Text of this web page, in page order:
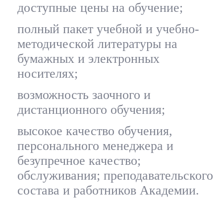
доступные цены на обучение;
полный пакет учебной и учебно-
методической литературы на
бумажных и электронных
носителях;
возможность заочного и
дистанционного обучения;
высокое качество обучения,
персонального менеджера и
безупречное качество;
обслуживания; преподавательского
состава и работников Академии.